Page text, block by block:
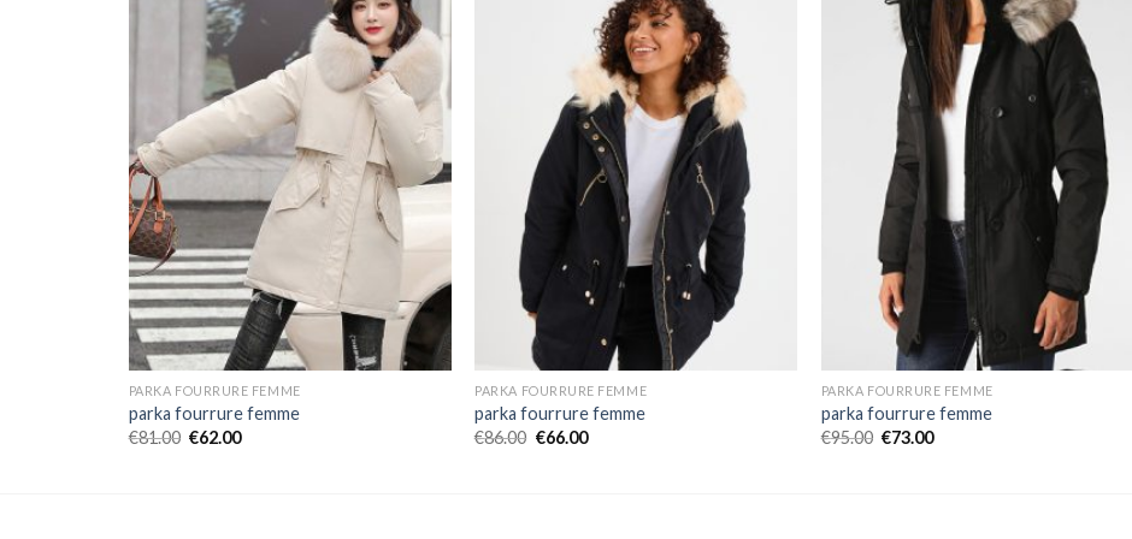
PARKA FOURRURE FEMME
parka fourrure femme
€81.00 €62.00
PARKA FOURRURE FEMME
parka fourrure femme
€86.00 €66.00
PARKA FOURRURE FEMME
parka fourrure femme
€95.00 €73.00